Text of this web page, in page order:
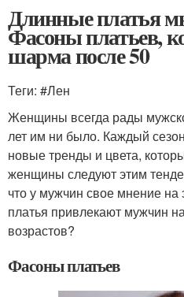
Длинные платья
Фасоны платьев,
шарма после 50
Теги: #Лен
Женщины всегда рады
лет им ни было. Каждый
новые тренды и цвета,
женщины следуют этим
что у мужчин свое мнение на
платья привлекают мужчин
возрастов?
Фасоны платьев